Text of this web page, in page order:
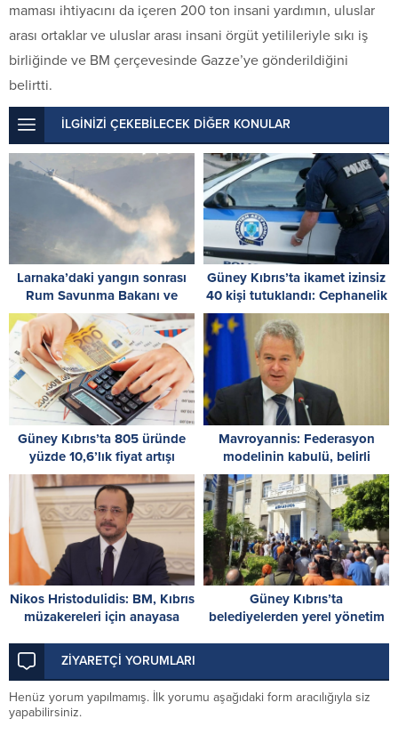
maması ihtiyacını da içeren 200 ton insani yardımın, uluslar
arası ortaklar ve uluslar arası insani örgüt yetilileriyle sıkı iş
birliğinde ve BM çerçevesinde Gazze’ye gönderildiğini
belirtti.
İLGİNİZİ ÇEKEBİLECEK DİĞER KONULAR
Larnaka’daki yangın sonrası
Rum Savunma Bakanı ve
RMMO Komutanı özür diledi
Güney Kıbrıs’ta ikamet izinsiz
40 kişi tutuklandı: Cephanelik
ele geçirildi
Güney Kıbrıs’ta 805 üründe
yüzde 10,6’lık fiyat artışı
Mavroyannis: Federasyon
modelinin kabulü, belirli
beklentilerle Rum tarafının
verdiği en büyük taviz
Nikos Hristodulidis: BM, Kıbrıs
müzakereleri için anayasa
Güney Kıbrıs’ta
belediyelerden yerel yönetim
ZİYARETÇİ YORUMLARI
Henüz yorum yapılmamış. İlk yorumu aşağıdaki form aracılığıyla siz
yapabilirsiniz.